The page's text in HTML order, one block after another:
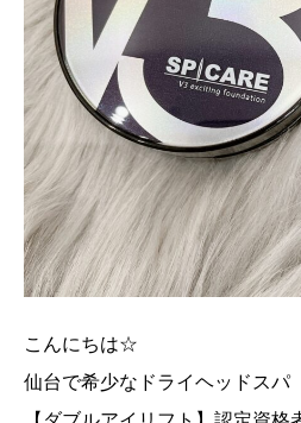
こんにちは☆
仙台で希少なドライヘッドスパ